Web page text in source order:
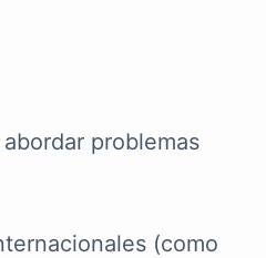
problemas
(como